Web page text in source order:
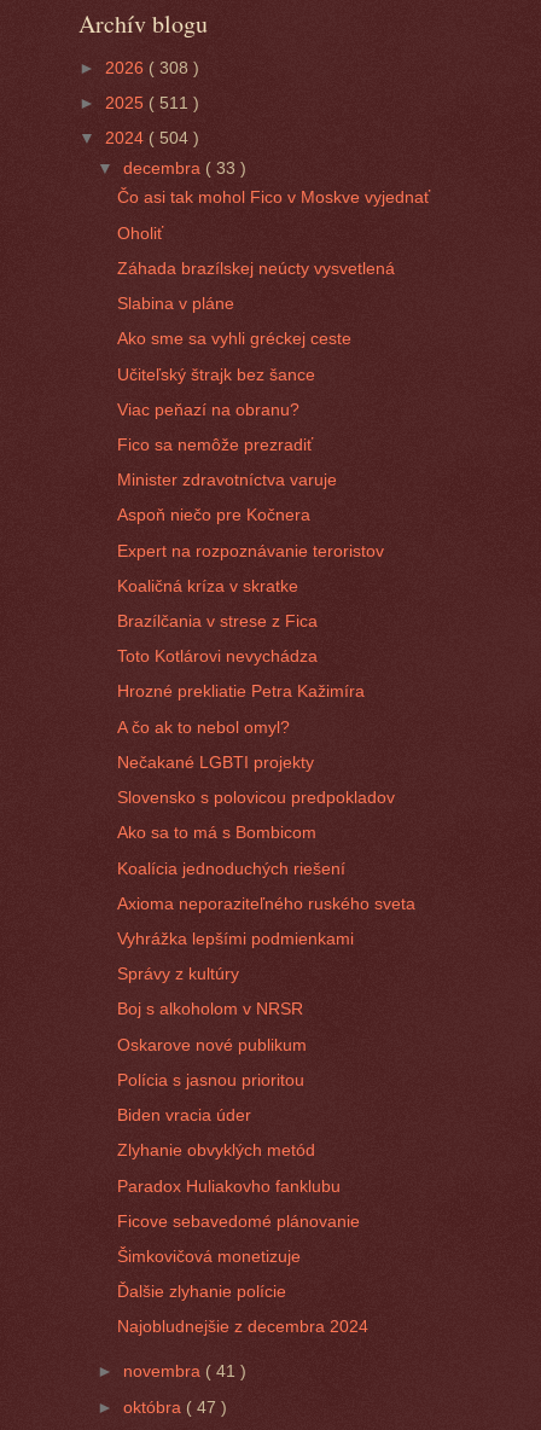
Archív blogu
► 2026 ( 308 )
► 2025 ( 511 )
▼ 2024 ( 504 )
▼decembra ( 33 )
Čo asi tak mohol Fico v Moskve vyjednať
Oholiť
Záhada brazílskej neúcty vysvetlená
Slabina v pláne
Ako sme sa vyhli gréckej ceste
Učiteľský štrajk bez šance
Viac peňazí na obranu?
Fico sa nemôže prezradiť
Minister zdravotníctva varuje
Aspoň niečo pre Kočnera
Expert na rozpoznávanie teroristov
Koaličná kríza v skratke
Brazílčania v strese z Fica
Toto Kotlárovi nevychádza
Hrozné prekliatie Petra Kažimíra
A čo ak to nebol omyl?
Nečakané LGBTI projekty
Slovensko s polovicou predpokladov
Ako sa to má s Bombicom
Koalícia jednoduchých riešení
Axioma neporaziteľného ruského sveta
Vyhrážka lepšími podmienkami
Správy z kultúry
Boj s alkoholom v NRSR
Oskarove nové publikum
Polícia s jasnou prioritou
Biden vracia úder
Zlyhanie obvyklých metód
Paradox Huliakovho fanklubu
Ficove sebavedomé plánovanie
Šimkovičová monetizuje
Ďalšie zlyhanie polície
Najobludnejšie z decembra 2024
► novembra ( 41 )
►októbra ( 47 )